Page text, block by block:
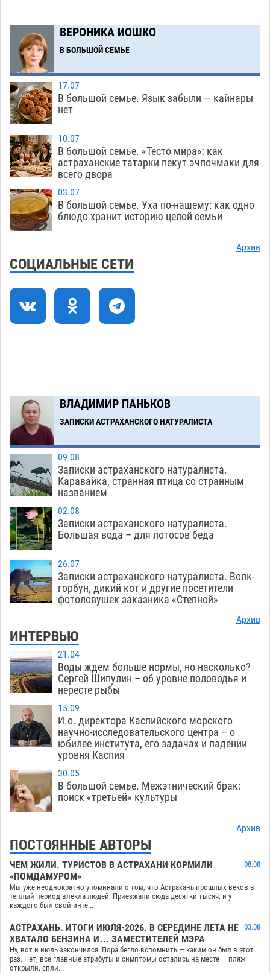
стал героем мурала
13:10
Подросток, перебегавший дорогу вне
перехода, попал под колеса авто в Астрахани
12:02
Астраханский следком помог подростку
10:51
Фаворитская ноша: астраханские
гандболисты крупно проиграли пермякам
08.08 427
09:00
Лидеры чеченской диаспоры в Астрахани
осудили выходку молодого лихача с улицы
экстремальной температурной нагрузки
Загрузить еще
ВЕРОНИКА ИОШКО
В БОЛЬШОЙ СЕМЬЕ
17.07
В большой семье. Язык забыли — кайнары
нет
10.07
В большой семье. «Тесто мира»: как
астраханские татарки пекут эчпочмаки для
всего двора
03.07
В большой семье. Уха по-нашему: как одно
блюдо хранит историю целой семьи
Архив
СОЦИАЛЬНЫЕ СЕТИ
ВЛАДИМИР ПАНЬКОВ
ЗАПИСКИ АСТРАХАНСКОГО НАТУРАЛИСТА
09.08
Записки астраханского натуралиста.
Каравайка, странная птица со странным
названием
02.08
Записки астраханского натуралиста.
Большая вода – для лотосов беда
26.07
Записки астраханского натуралиста. Волк-
горбун, дикий кот и другие посетители
фотоловушек заказника «Степной»
Архив
ИНТЕРВЬЮ
21.04
Воды ждем больше нормы, но насколько?
Сергей Шипулин – об уровне половодья и
нересте рыбы
15.09
И.о. директора Каспийского морского
научно-исследовательского центра – о
юбилее института, его задачах и падении
уровня Каспия
30.05
В большой семье. Межэтнический брак:
поиск «третьей» культуры
Архив
ПОСТОЯННЫЕ АВТОРЫ
ЧЕМ ЖИЛИ. ТУРИСТОВ В АСТРАХАНИ КОРМИЛИ
«ПОМДАМУРОМ»
08.08
Мы уже неоднократно упоминали о том, что Астрахань прошлых веков в
теплый период влекла людей. Приезжали сюда десятки тысяч, и у
каждого был свой инте...
АСТРАХАНЬ. ИТОГИ ИЮЛЯ-2026. В СЕРЕДИНЕ ЛЕТА НЕ
ХВАТАЛО БЕНЗИНА И… ЗАМЕСТИТЕЛЕЙ МЭРА
03.08
Ну, вот и июль закончился. Пора бегло вспомнить — каким он был в этот
раз. Нет, все главные атрибуты и симптомы остались на месте — пляж
открыли, спли...